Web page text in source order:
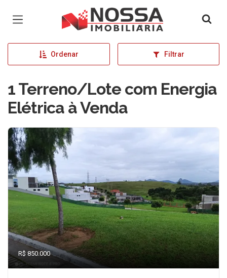
Página inicial
Ordenar Filtrar
1 Terreno/Lote com Energia
Elétrica à Venda
R$ 850.000